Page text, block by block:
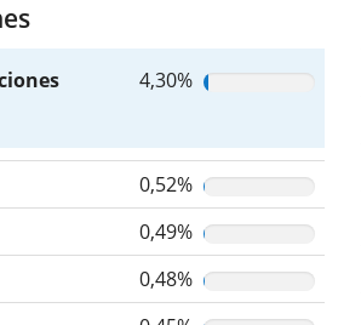
4,30%
0,52%
0,49%
0,48%